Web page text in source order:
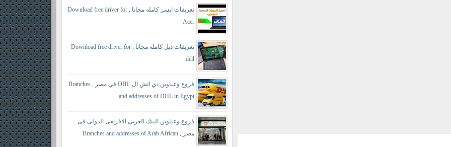
تعريفات ايسر كامله مجانا , Download free driver for
Acer
تعريفات ديل كامله مجانا , Download free driver for
dell
فروع وعناوين دي اتش ال DHL في مصر , Branches
and addresses of DHL in Egypt
فروع وعناوين البنك العربى الافريقى الدولى فى
مصر , Branches and addresses of Arab African